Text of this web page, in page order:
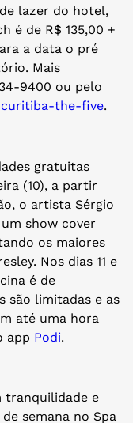
lazer do hotel,
é de R$ 135,00 +
a data o pré
Mais
9400 ou pelo
the-five.
gratuitas
(10), a partir
o artista Sérgio
show cover
os maiores
Nos dias 11 e
é de
são limitadas e as
até uma hora
app Podi.
tranquilidade e
semana no Spa